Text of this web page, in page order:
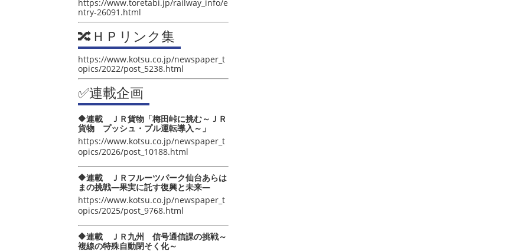
https://www.toretabi.jp/railway_info/e
ntry-26091.html
🔀ＨＰリンク集
https://www.kotsu.co.jp/newspaper_t
opics/2022/post_5238.html
✅連載企画
🔶連載 ＪＲ貨物「梅田峠に挑む～ＪＲ
貨物 プッシュ・プル運転導入～」
https://www.kotsu.co.jp/newspaper_t
opics/2026/post_10188.html
🔶連載 ＪＲフルーツパーク仙台あらは
まの挑戦―果実に託す復興と未来―
https://www.kotsu.co.jp/newspaper_t
opics/2025/post_9768.html
🔶連載 ＪＲ九州 信号通信課の挑戦～
複線の特殊自動閉そく化～